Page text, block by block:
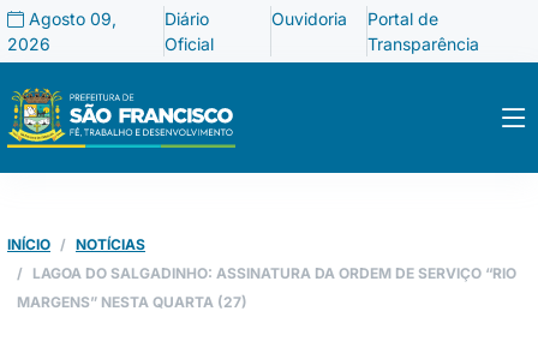
Agosto 09,
2026
Diário
Oficial
Ouvidoria
Portal de
Transparência
INÍCIO
NOTÍCIAS
LAGOA DO SALGADINHO: ASSINATURA DA ORDEM DE SERVIÇO “RIO
MARGENS” NESTA QUARTA (27)